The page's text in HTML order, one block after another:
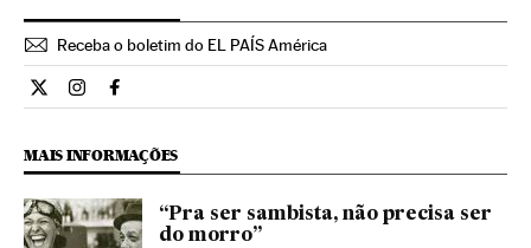
Receba o boletim do EL PAÍS América
Cultura El País Brasil en Twitter
Cultura El País Brasil en Instagram
Cultura El País Brasil en Facebook
MAIS INFORMAÇÕES
“Pra ser sambista, não precisa ser
do morro”